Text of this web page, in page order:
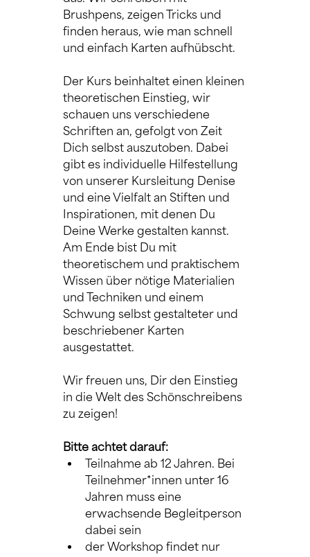
Brushpens, zeigen Tricks und
finden heraus, wie man schnell
und einfach Karten aufhübscht.
Der Kurs beinhaltet einen kleinen
theoretischen Einstieg, wir
schauen uns verschiedene
Schriften an, gefolgt von Zeit
Dich selbst auszutoben. Dabei
gibt es individuelle Hilfestellung
von unserer Kursleitung Denise
und eine Vielfalt an Stiften und
Inspirationen, mit denen Du
Deine Werke gestalten kannst.
Am Ende bist Du mit
theoretischem und praktischem
Wissen über nötige Materialien
und Techniken und einem
Schwung selbst gestalteter und
beschriebener Karten
ausgestattet.
Wir freuen uns, Dir den Einstieg
in die Welt des Schönschreibens
zu zeigen!
Bitte achtet darauf:
Teilnahme ab 12 Jahren. Bei
Teilnehmer*innen unter 16
Jahren muss eine
erwachsende Begleitperson
dabei sein
der Workshop findet nur